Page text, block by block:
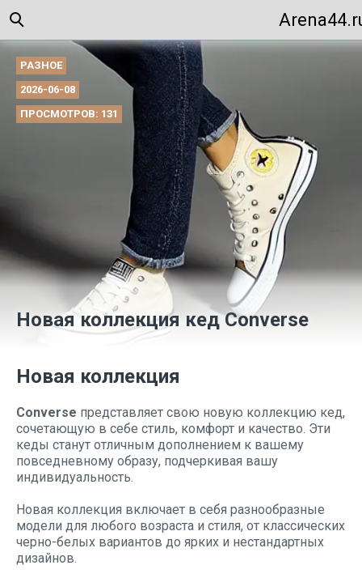
РАЗНОЕ
2026-06-08
ПРОСМОТРОВ: 131
Новая коллекция кед Converse
Новая коллекция
Converse представляет свою новую коллекцию кед,
сочетающую в себе стиль, комфорт и качество. Эти
кеды станут отличным дополнением к вашему
повседневному образу, подчеркивая вашу
индивидуальность.
Новая коллекция включает в себя разнообразные
модели для любого возраста и стиля, от классических
черно-белых вариантов до ярких и нестандартных
дизайнов.